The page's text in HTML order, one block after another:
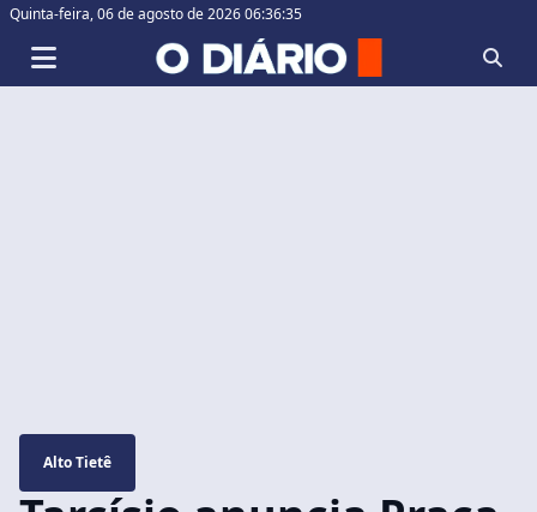
Quinta-feira,06 de agosto de 2026 06:36:36
Alto Tietê